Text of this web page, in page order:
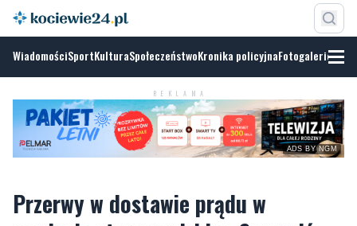
WiadomościSportKulturaSpołeczeństwoKronika policyjnaFotogalerie
REKLAMA
ADS BY NGM
Przerwy w dostawie prądu w